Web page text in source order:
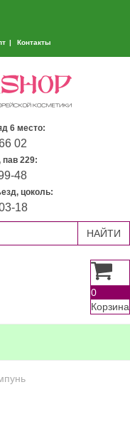
Контакты
6 место:
02
229:
48
цоколь:
18
0
Корзина